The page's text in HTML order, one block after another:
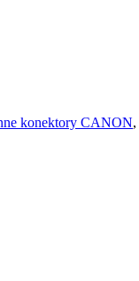
konektory CANON,